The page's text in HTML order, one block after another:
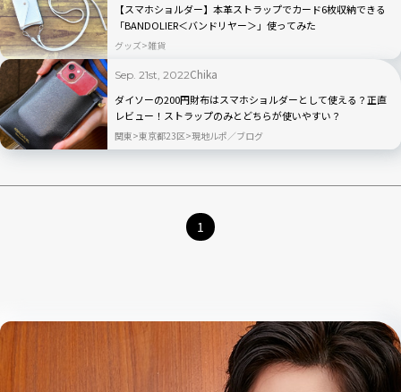
【スマホショルダー】本革ストラップでカード6枚収納できる
「BANDOLIER＜バンドリヤー＞」使ってみた
グッズ 雑貨
Sep. 21st, 2022Chika
ダイソーの200円財布はスマホショルダーとして使える？正直
レビュー！ストラップのみとどちらが使いやすい？
関東 東京都23区 現地ルポ／ブログ
1